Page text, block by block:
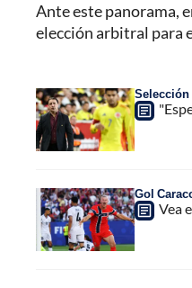
Ante este panorama,
elección arbitral para
Gol
Vea